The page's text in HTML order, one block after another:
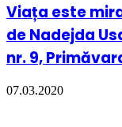
Viața este
de Nadejda
nr. 9,
07.03.2020